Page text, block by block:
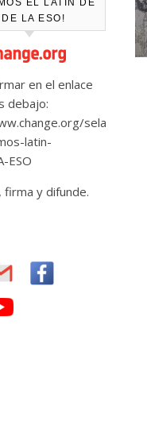
DE LA ESO!
en el enlace
debajo:
selat-
latin-
ESO
firma y difunde.